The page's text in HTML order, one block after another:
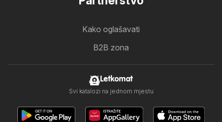
Kako oglašavati
B2B zona
Letkomat
Svi katalozi na jednom mjestu